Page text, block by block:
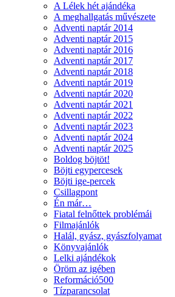
A Lélek hét ajándéka
A meghallgatás művészete
Adventi naptár 2014
Adventi naptár 2015
Adventi naptár 2016
Adventi naptár 2017
Adventi naptár 2018
Adventi naptár 2019
Adventi naptár 2020
Adventi naptár 2021
Adventi naptár 2022
Adventi naptár 2023
Adventi naptár 2024
Adventi naptár 2025
Boldog böjtöt!
Böjti egypercesek
Böjti ige-percek
Csillagpont
Én már…
Fiatal felnőttek problémái
Filmajánlók
Halál, gyász, gyászfolyamat
Könyvajánlók
Lelki ajándékok
Öröm az igében
Reformáció500
Tízparancsolat